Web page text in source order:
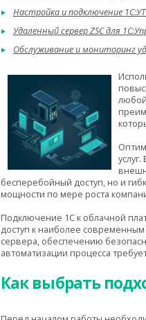
Настройка и подключение 1С:УТ
Удаленный сервер ZSC для
Обслуживание и мониторинг
бесперебойный доступ, но и
мощности по мере роста
Подключение 1С к облачной
доступ к наиболее
сервера, обеспечению
автоматизации процесса
Как выбрать